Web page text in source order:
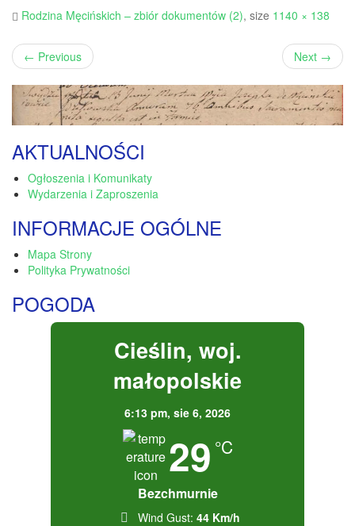
Rodzina Męcińskich – zbiór dokumentów (2), size 1140 × 138
← Previous Next →
AKTUALNOŚCI
Ogłoszenia i Komunikaty
Wydarzenia i Zaproszenia
INFORMACJE OGÓLNE
Mapa Strony
Polityka Prywatności
POGODA
Cieślin, woj.
małopolskie
6:13 pm, sie 6, 2026
29 °C
Bezchmurnie
Wind Gust: 44 Km/h